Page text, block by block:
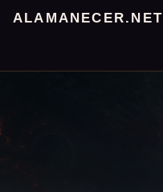
ALAMANECER.NET